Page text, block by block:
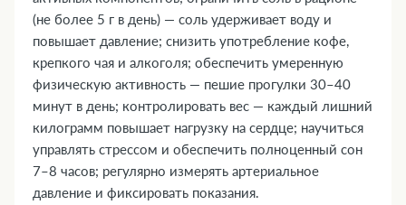
(не более 5 г в день) — соль удерживает воду и
повышает давление; снизить употребление кофе,
крепкого чая и алкоголя; обеспечить умеренную
физическую активность — пешие прогулки 30–40
минут в день; контролировать вес — каждый лишний
килограмм повышает нагрузку на сердце; научиться
управлять стрессом и обеспечить полноценный сон
7–8 часов; регулярно измерять артериальное
давление и фиксировать показания.